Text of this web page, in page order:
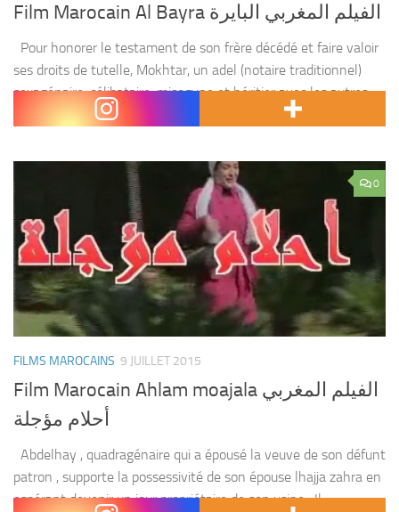
Film Marocain Al Bayra الفيلم المغربي البايرة
Pour honorer le testament de son frère décédé et faire valoir
ses droits de tutelle, Mokhtar, un adel (notaire traditionnel)
sexagénaire, célibataire, misogyne et héritier avec les autres,
est déterminé, selon les dernières...
0
FILMS MAROCAINS 9 JUILLET 2015
Film Marocain Ahlam moajala الفيلم المغربي
أحلام مؤجلة
Abdelhay , quadragénaire qui a épousé la veuve de son défunt
patron , supporte la possessivité de son épouse lhajja zahra en
espérant devenir un jour propriétaire de son usine . Il